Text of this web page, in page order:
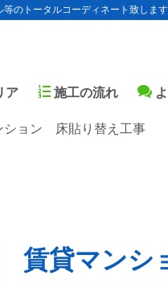
のトータルコーディネート致します
ア 施工の流れ
ョン 床貼り替え工事
賃貸マンシ